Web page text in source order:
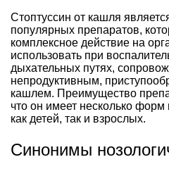
Стоптуссин от кашля
популярных препаратов,
комплексное действие на
использовать при
дыхательных путях,
непродуктивным,
кашлем. Преимущество
что он имеет несколько форм
как детей, так и взрослых.
Синонимы